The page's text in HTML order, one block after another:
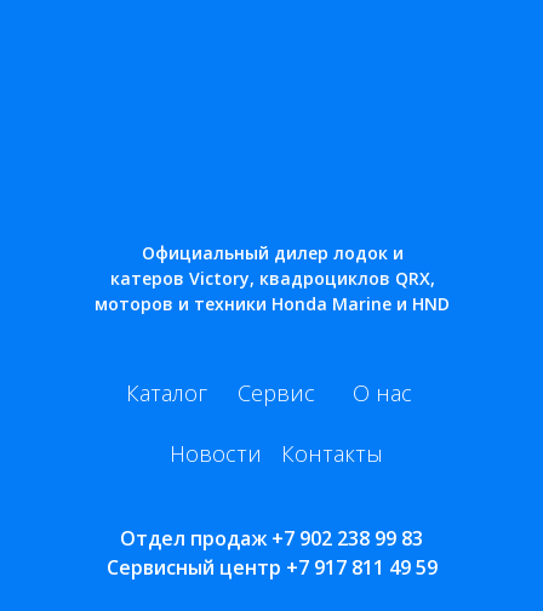
Официальный дилер лодок и
катеров Victory, квадроциклов QRX,
моторов и техники Honda Marine и HND
Отдел продаж+7 902 238 99 83
Сервисный центр +7 917 811 49 59
Каталог Сервис О нас
Новости Контакты